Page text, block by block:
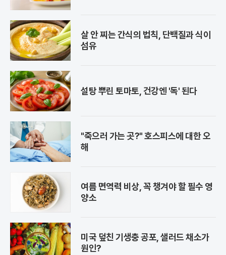
살 안 찌는 간식의 법칙, 단백질과 식이
섬유
설탕 뿌린 토마토, 건강엔 '독' 된다
"죽으러 가는 곳?" 호스피스에 대한 오
해
여름 면역력 비상, 꼭 챙겨야 할 필수 영
양소
미국 덮친 기생충 공포, 샐러드 채소가
원인?